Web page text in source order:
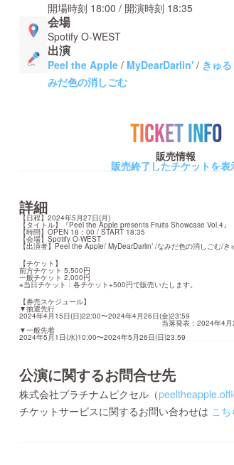
開場時刻 18:00 / 開演時刻 18:35
会場
Spotify O-WEST
出演
Peel the Apple / MyDearDarlin' / きゅ
みだ色の消しごむ
TICKET INFO
販売情報
販売終了したチケットを表
詳細
【日程】2024年5月27日(月)
【タイトル】『Peel the Apple presents Fruits Showcase Vol.4』
【時間】OPEN 18：00 / START 18:35
【会場】Spotify O-WEST
【出演者】Peel the Apple/ MyDearDarlin’ /なみだ色の消しごむ/き
【チケット】
前方チケット 5,500円
一般チケット 2,000円
※当日チケット：各チケット+500円で販売いたします。
【券売スケジュール】
▼抽選先行
2024年4月15日(日)22:00〜2024年4月26日(金)23:59
当落発表：2024年4月27日(土
▼一般先着
2024年5月1日(水)10:00〜2024年5月26日(日)23:59
公演に関するお問合せ先
株式会社プラチナムピクセル（
チケットサービスに関するお問い合わせは こち